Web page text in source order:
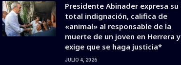
Presidente Abinader expresa su
total indignación, califica de
«animal» al responsable de la
muerte de un joven en Herrera y
exige que se haga justicia*
JULIO 4, 2026